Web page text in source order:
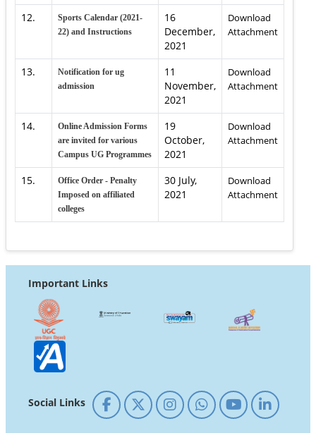
12.
Sports Calendar (2021-
22) and Instructions
16
December,
2021
Download
Attachment
13.
Notification for ug
admission
11
November,
2021
Download
Attachment
14.
Online Admission Forms
are invited for various
Campus UG Programmes
19
October,
2021
Download
Attachment
15.
Office Order - Penalty
Imposed on affiliated
colleges
30 July,
2021
Download
Attachment
Important Links
Social Links